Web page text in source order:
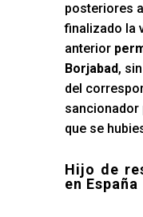
posteriores
finalizado la
anterior
Borjabad,
del
sancionador
que se
Hijo de
en España